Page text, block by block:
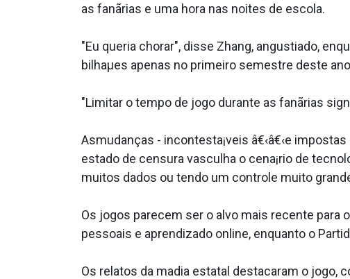
as fanãrias e uma hora nas noites de escola.
"Eu queria chorar", disse Zhang, angustiado,
bilhaµes apenas no primeiro semestre deste
"Limitar o tempo de jogo durante as fanãrias
Asmudanças - incontesta¡veis â€‹â€‹e
estado de censura vasculha o cena¡rio de
muitos dados ou tendo um controle muito
Os jogos parecem ser o alvo mais recente para
pessoais e aprendizado online, enquanto o
Os relatos da ma­dia estatal destacaram o jogo,